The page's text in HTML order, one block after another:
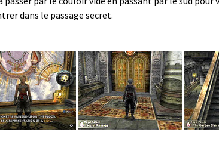
dans le passage secret.